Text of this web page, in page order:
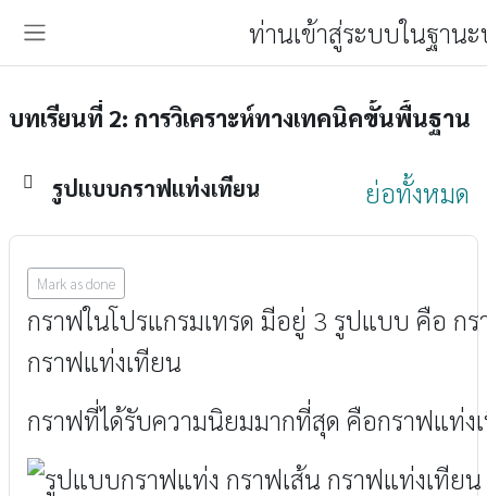
ข้ามไปที่เนื้อหาหลัก ท่านเข้าสู่ระบบในฐาน
บทเรียนที่ 2: การวิเคราะห์ทางเทคนิคขั้นพื้นฐาน
รูปแบบกราฟแท่งเทียน ย่อทั้งหมด
Mark as done
กราฟในโปรแกรมเทรด มีอยู่ 3 รูปแบบ คือ ก
กราฟแท่งเทียน
กราฟที่ได้รับความนิยมมากที่สุด คือกราฟแท่